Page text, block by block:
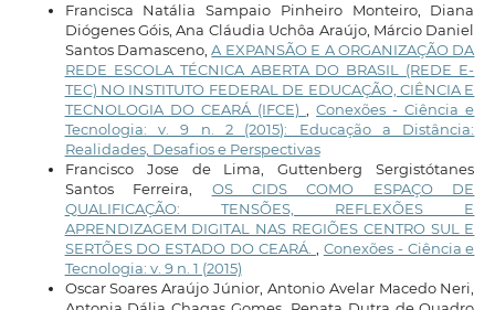
Francisca Natália Sampaio Pinheiro Monteiro, Diana
Diógenes Góis, Ana Cláudia Uchôa Araújo, Márcio Daniel
Santos Damasceno,A EXPANSÃO E A ORGANIZAÇÃO DA
REDE ESCOLA TÉCNICA ABERTA DO BRASIL (REDE E-
TEC) NO INSTITUTO FEDERAL DE EDUCAÇÃO, CIÊNCIA E
TECNOLOGIA DO CEARÁ (IFCE) ,Conexões - Ciência e
Tecnologia: v. 9 n. 2 (2015): Educação a Distância:
Realidades, Desafios e Perspectivas
Francisco Jose de Lima, Guttenberg Sergistótanes
Santos Ferreira, OS CIDS COMO ESPAÇO DE
QUALIFICAÇÃO: TENSÕES, REFLEXÕES E
APRENDIZAGEM DIGITAL NAS REGIÕES CENTRO SUL E
SERTÕES DO ESTADO DO CEARÁ. , Conexões - Ciência e
Tecnologia: v. 9 n. 1 (2015)
Oscar Soares Araújo Júnior, Antonio Avelar Macedo Neri,